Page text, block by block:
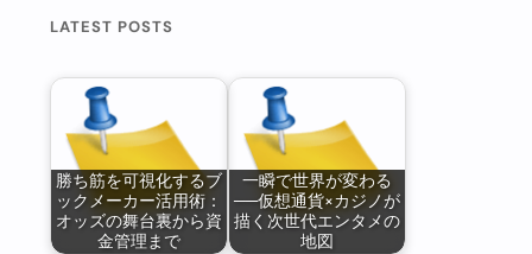
LATEST POSTS
勝ち筋を可視化するブ
ックメーカー活用術：
オッズの舞台裏から資
金管理まで
一瞬で世界が変わる
──仮想通貨×カジノが
描く次世代エンタメの
地図